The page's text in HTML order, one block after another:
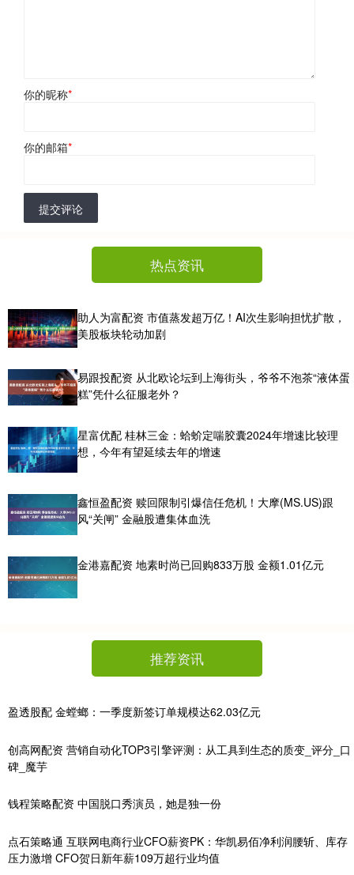
你的昵称*
你的邮箱*
提交评论
热点资讯
助人为富配资 市值蒸发超万亿！AI次生影响担忧扩散，
美股板块轮动加剧
易跟投配资 从北欧论坛到上海街头，爷爷不泡茶“液体蛋
糕”凭什么征服老外？
星富优配 桂林三金：蛤蚧定喘胶囊2024年增速比较理
想，今年有望延续去年的增速
鑫恒盈配资 赎回限制引爆信任危机！大摩(MS.US)跟
风“关闸” 金融股遭集体血洗
金港嘉配资 地素时尚已回购833万股 金额1.01亿元
推荐资讯
盈透股配 金螳螂：一季度新签订单规模达62.03亿元
创高网配资 营销自动化TOP3引擎评测：从工具到生态的质变_评分_口
碑_魔芋
钱程策略配资 中国脱口秀演员，她是独一份
点石策略通 互联网电商行业CFO薪资PK：华凯易佰净利润腰斩、库存
压力激增 CFO贺日新年薪109万超行业均值